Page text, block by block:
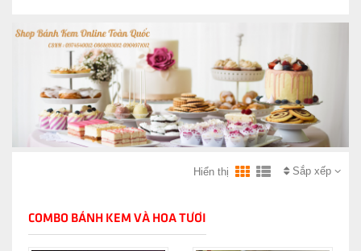
Sắp xếp
Hiển thị
COMBO BÁNH KEM VÀ HOA TƯƠI